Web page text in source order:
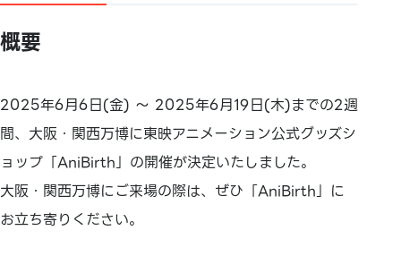
概要
2025年6月6日(金) ～ 2025年6月19日(木)までの2週
間、大阪・関西万博に東映アニメーション公式グッズシ
ョップ「AniBirth」の開催が決定いたしました。
大阪・関西万博にご来場の際は、ぜひ「AniBirth」に
お立ち寄りください。